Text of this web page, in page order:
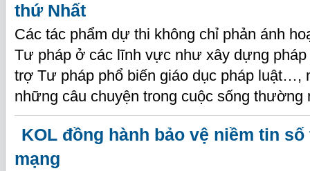
thứ Nhất
Các tác phẩm dự thi không chỉ phản ánh
Tư pháp ở các lĩnh vực như xây dựng pháp
trợ Tư pháp phổ biến giáo dục pháp luật…,
những câu chuyện trong cuộc sống thường
KOL đồng hành bảo vệ niềm tin
mạng